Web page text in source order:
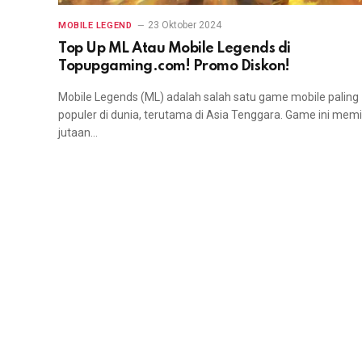
MOBILE LEGEND 23 Oktober 2024
Top Up ML Atau Mobile Legends di
Topupgaming.com! Promo Diskon!
Mobile Legends (ML) adalah salah satu game mobile paling
populer di dunia, terutama di Asia Tenggara. Game ini
jutaan…